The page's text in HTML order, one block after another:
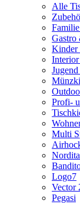
Alle
Gastro
Profi-
Multi
Logo7
Vector
Pegasi